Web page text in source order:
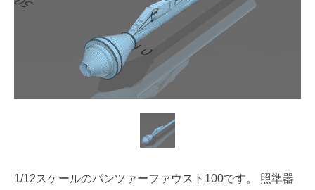
1/12スケールのパンツァーファウスト100です。 照準器